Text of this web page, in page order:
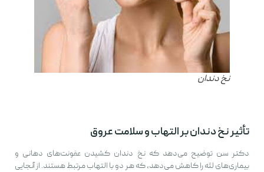
نخ دندان
تأثیر نخ دندان بر التهاب و سلامت عروق
دکتر سن توضیح می‌دهد که نخ دندان کشیدن عفونت‌های دهانی و
بیماری‌های لثه را کاهش می‌دهد، که هر دو با التهاب مرتبط هستند. از آنجایی